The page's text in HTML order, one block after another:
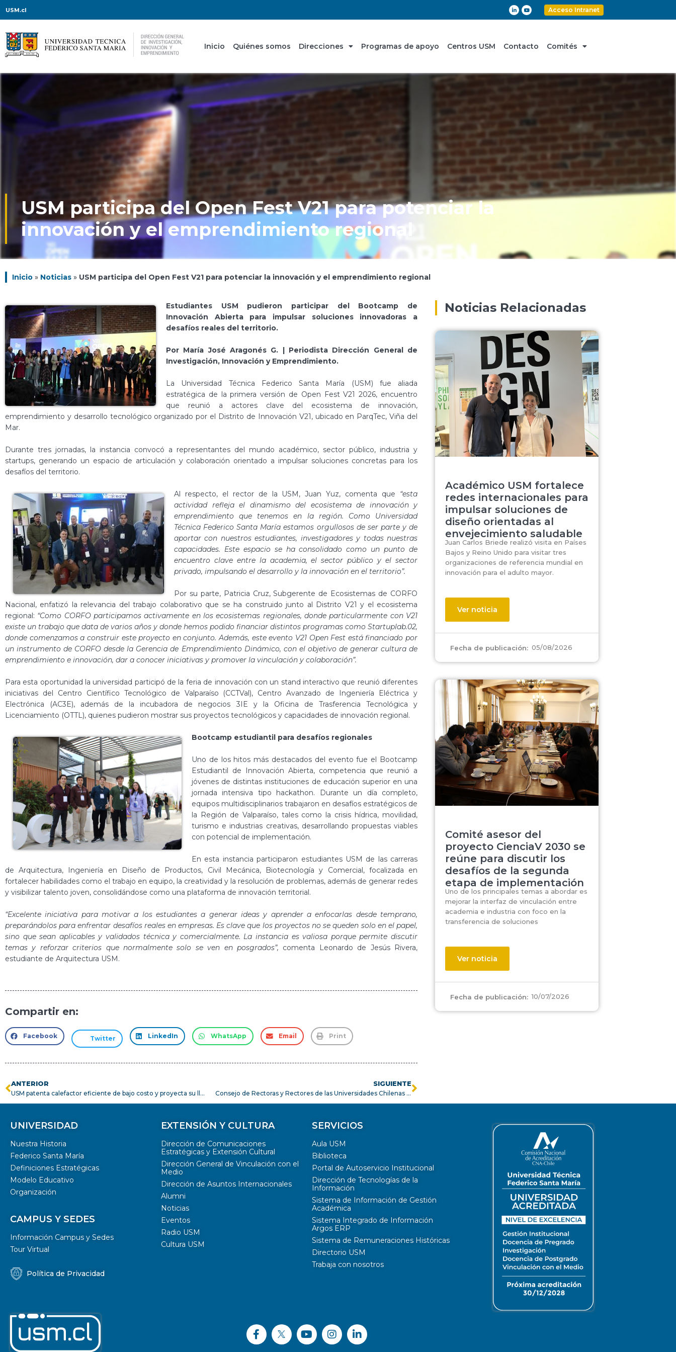
USM.cl Acceso Intranet
Inicio Quiénes somos Direcciones Programas de apoyo Centros USM Contacto Comités
USM participa del Open Fest V21 para potenciar la
innovación y el emprendimiento regional
Inicio » Noticias » USM participa del Open Fest V21 para potenciar la innovación y el emprendimiento regional
Estudiantes USM pudieron participar del Bootcamp de
Innovación Abierta para impulsar soluciones innovadoras a
desafíos reales del territorio.
Por María José Aragonés G. | Periodista Dirección General de
Investigación, Innovación y Emprendimiento.
La Universidad Técnica Federico Santa María (USM) fue aliada
estratégica de la primera versión de Open Fest V21 2026, encuentro
que reunió a actores clave del ecosistema de innovación,
emprendimiento y desarrollo tecnológico organizado por el Distrito de Innovación V21, ubicado en ParqTec, Viña del
Mar.
Durante tres jornadas, la instancia convocó a representantes del mundo académico, sector público, industria y
startups, generando un espacio de articulación y colaboración orientado a impulsar soluciones concretas para los
desafíos del territorio.
Al respecto, el rector de la USM, Juan Yuz, comenta que “esta
actividad refleja el dinamismo del ecosistema de innovación y
emprendimiento que tenemos en la región. Como Universidad
Técnica Federico Santa María estamos orgullosos de ser parte y de
aportar con nuestros estudiantes, investigadores y todas nuestras
capacidades. Este espacio se ha consolidado como un punto de
encuentro clave entre la academia, el sector público y el sector
privado, impulsando el desarrollo y la innovación en el territorio”.
Por su parte, Patricia Cruz, Subgerente de Ecosistemas de CORFO
Nacional, enfatizó la relevancia del trabajo colaborativo que se ha construido junto al Distrito V21 y el ecosistema
regional: “Como CORFO participamos activamente en los ecosistemas regionales, donde particularmente con V21
existe un trabajo que data de varios años y donde hemos podido financiar distintos programas como Startuplab.02,
donde comenzamos a construir este proyecto en conjunto. Además, este evento V21 Open Fest está financiado por
un instrumento de CORFO desde la Gerencia de Emprendimiento Dinámico, con el objetivo de generar cultura de
emprendimiento e innovación, dar a conocer iniciativas y promover la vinculación y colaboración”.
Para esta oportunidad la universidad participó de la feria de innovación con un stand interactivo que reunió diferentes
iniciativas del Centro Científico Tecnológico de Valparaíso (CCTVal), Centro Avanzado de Ingeniería Eléctrica y
Electrónica (AC3E), además de la incubadora de negocios 3IE y la Oficina de Trasferencia Tecnológica y
Licenciamiento (OTTL), quienes pudieron mostrar sus proyectos tecnológicos y capacidades de innovación regional.
Bootcamp estudiantil para desafíos regionales
Uno de los hitos más destacados del evento fue el Bootcamp
Estudiantil de Innovación Abierta, competencia que reunió a
jóvenes de distintas instituciones de educación superior en una
jornada intensiva tipo hackathon. Durante un día completo,
equipos multidisciplinarios trabajaron en desafíos estratégicos de
la Región de Valparaíso, tales como la crisis hídrica, movilidad,
turismo e industrias creativas, desarrollando propuestas viables
con potencial de implementación.
En esta instancia participaron estudiantes USM de las carreras
de Arquitectura, Ingeniería en Diseño de Productos, Civil Mecánica, Biotecnología y Comercial, focalizada en
fortalecer habilidades como el trabajo en equipo, la creatividad y la resolución de problemas, además de generar redes
y visibilizar talento joven, consolidándose como una plataforma de innovación territorial.
“Excelente iniciativa para motivar a los estudiantes a generar ideas y aprender a enfocarlas desde temprano,
preparándolos para enfrentar desafíos reales en empresas. Es clave que los proyectos no se queden solo en el papel,
sino que sean aplicables y validados técnica y comercialmente. La instancia es valiosa porque permite discutir
temas y reforzar criterios que normalmente solo se ven en posgrados”, comenta Leonardo de Jesús Rivera,
estudiante de Arquitectura USM.
Compartir en:
Facebook Twitter LinkedIn WhatsApp Email Print
ANTERIOR
USM patenta calefactor eficiente de bajo costo y proyecta su llegada a hogares del Biobío
SIGUIENTE
Consejo de Rectoras y Rectores de las Universidades Chilenas realiza primera sesión plenaria 2026 de la Comisión de Investigación en la Universidad de Atacama
Noticias Relacionadas
Académico USM fortalece
redes internacionales para
impulsar soluciones de
diseño orientadas al
envejecimiento saludable
Juan Carlos Briede realizó visita en Países
Bajos y Reino Unido para visitar tres
organizaciones de referencia mundial en
innovación para el adulto mayor.
Ver noticia
Fecha de publicación: 05/08/2026
Comité asesor del
proyecto CienciaV 2030 se
reúne para discutir los
desafíos de la segunda
etapa de implementación
Uno de los principales temas a abordar es
mejorar la interfaz de vinculación entre
academia e industria con foco en la
transferencia de soluciones
Ver noticia
Fecha de publicación: 10/07/2026
UNIVERSIDAD
Nuestra Historia
Federico Santa María
Definiciones Estratégicas
Modelo Educativo
Organización
CAMPUS Y SEDES
Información Campus y Sedes
Tour Virtual
Política de Privacidad
EXTENSIÓN Y CULTURA
Dirección de Comunicaciones
Estratégicas y Extensión Cultural
Dirección General de Vinculación con el
Medio
Dirección de Asuntos Internacionales
Alumni
Noticias
Eventos
Radio USM
Cultura USM
SERVICIOS
Aula USM
Biblioteca
Portal de Autoservicio Institucional
Dirección de Tecnologías de la
Información
Sistema de Información de Gestión
Académica
Sistema Integrado de Información
Argos ERP
Sistema de Remuneraciones Históricas
Directorio USM
Trabaja con nosotros